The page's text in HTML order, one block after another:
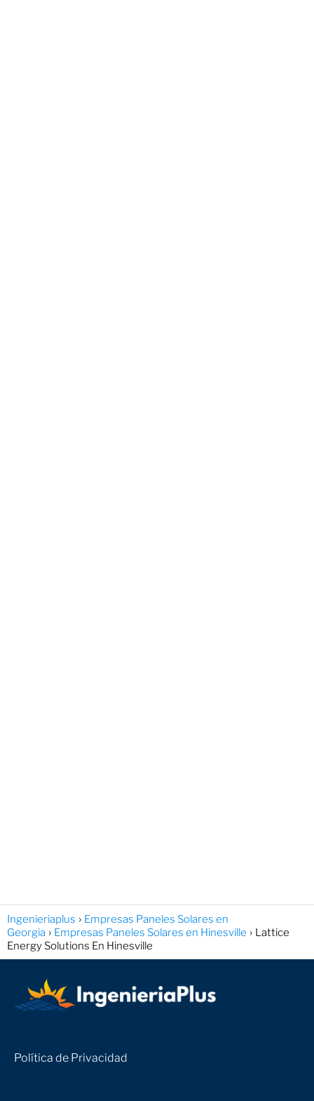
Ingenieriaplus
Empresas Paneles Solares en
Georgia
Empresas Paneles Solares en Hinesville
Lattice
Energy Solutions En Hinesville
Política de Privacidad